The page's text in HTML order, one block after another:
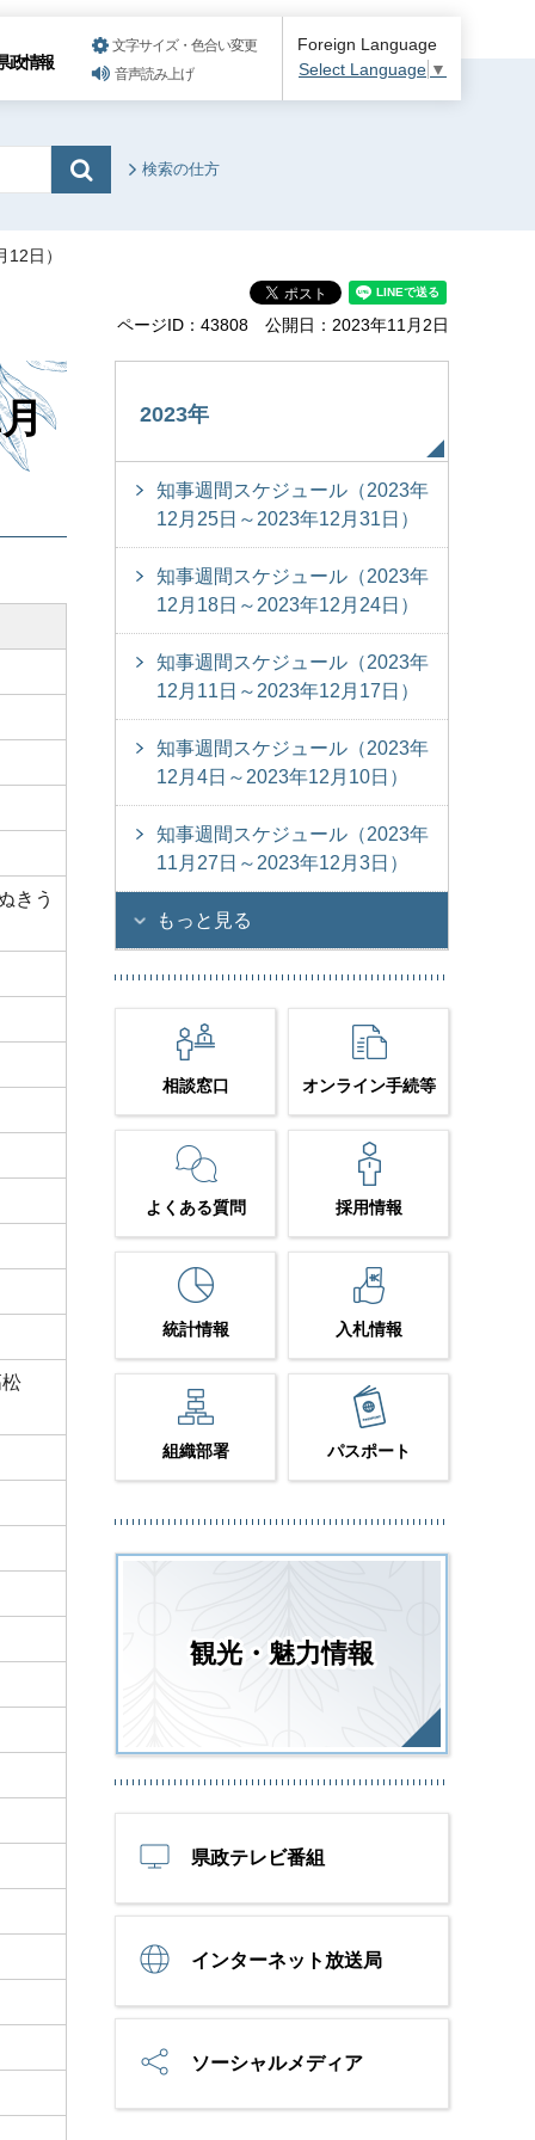
政情報
文字サイズ・色合い変更
音声読み上げ
Foreign Language
Select Language ▼
検索の仕方
日）
ページID：43808 公開日：2023年11月2日
きう
2023年
知事週間スケジュール（2023年
12月25日～2023年12月31日）
知事週間スケジュール（2023年
12月18日～2023年12月24日）
知事週間スケジュール（2023年
12月11日～2023年12月17日）
知事週間スケジュール（2023年
12月4日～2023年12月10日）
知事週間スケジュール（2023年
11月27日～2023年12月3日）
もっと見る
相談窓口 オンライン手続等
よくある質問 採用情報
統計情報 入札情報
組織部署 パスポート
観光・魅力情報
県政テレビ番組
インターネット放送局
ソーシャルメディア